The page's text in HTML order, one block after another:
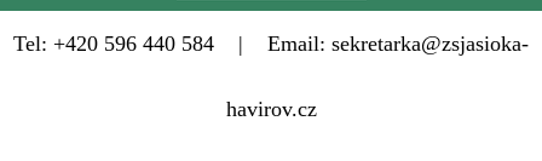
Tel: +420 596 440 584 | Email: sekretarka@zsjasioka-
havirov.cz